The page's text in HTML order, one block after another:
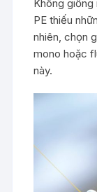
Không giống
PE thiếu
nhiên, chọn
mono hoặc
này.